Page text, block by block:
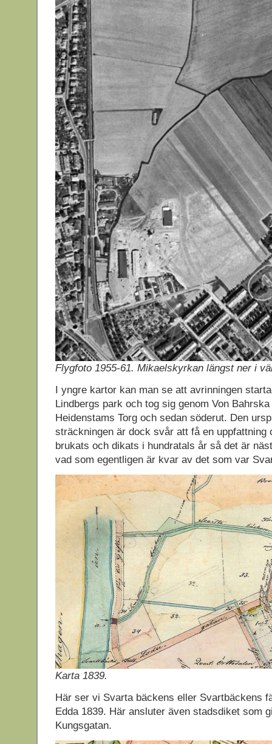
Flygfoto 1955-61. Mikaelskyrkan längst ner i
I yngre kartor kan man se att avrinningen
Lindbergs park och tog sig genom Von
Heidenstams Torg och sedan söderut. Den
sträckningen är dock svår att få en uppfattning
brukats och dikats i hundratals år så det är
vad som egentligen är kvar av det som var
Karta 1839.
Här ser vi Svarta bäckens eller Svartbäckens
Edda 1839. Här ansluter även stadsdiket som
Kungsgatan.